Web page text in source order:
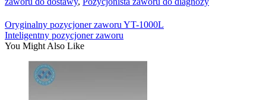
Oryginalny pozycjoner zaworu YT-1000L
Inteligentny pozycjoner zaworu
You Might Also Like